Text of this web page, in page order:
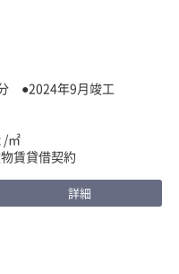
●2024年9月竣工
/㎡
賃貸借契約
詳細